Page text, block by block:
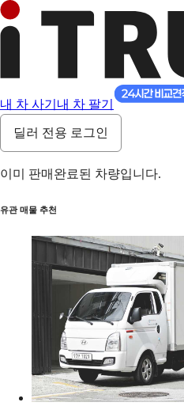
내 차 사기 내 차 팔기
딜러 전용 로그인
이미 판매완료된 차량입니다.
유관 매물 추천